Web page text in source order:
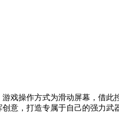
戏操作方式为滑动屏幕，借
意，打造专属于自己的强力